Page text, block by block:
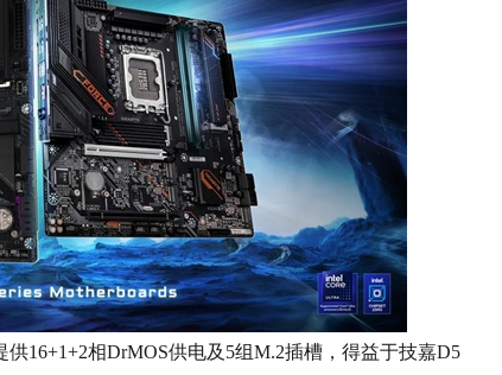
16+1+2相DrMOS供电及5组M.2插槽，得益于技嘉D5